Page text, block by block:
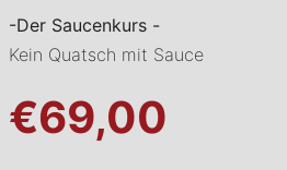
-Der Saucenkurs -
Kein Quatsch mit Sauce
€69,00